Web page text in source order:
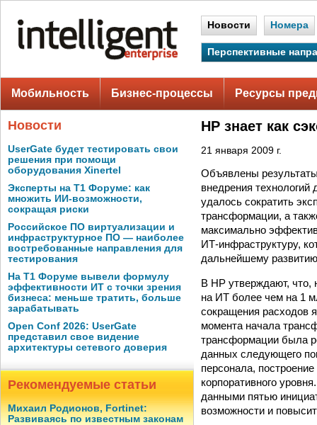
Новости Номера
Перспективные
Мобильность Бизнес-процессы Ресурсы
Новости
UserGate будет тестировать свои
решения при помощи
оборудования Xinertel
Эксперты на Т1 Форуме: как
множить ИИ-возможности,
сокращая риски
Российское ПО виртуализации и
инфраструктурное ПО — наиболее
востребованные направления для
тестирования
На Т1 Форуме вывели формулу
эффективности ИТ с точки зрения
бизнеса: меньше тратить, больше
зарабатывать
Open Conf 2026: UserGate
представил свое видение
архитектуры сетевого доверия
Рекомендуемые статьи
Михаил Родионов, Fortinet:
Развиваясь по известным законам
НР знает как
21 января 2009 г.
Объявлены
внедрения
удалось сократить
трансформации, а
максимально
ИТ-инфраструктуру,
дальнейшему
В HP утверждают, что,
на ИТ более чем на 1
сокращения расходов
момента начала
трансформации была
данных следующего
персонала,
корпоративного
данными пятью
возможности и